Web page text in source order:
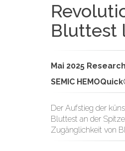
Bluttest
Mai 2025
SEMIC
Der Aufstieg der
Bluttest an der
Zugänglichkeit von